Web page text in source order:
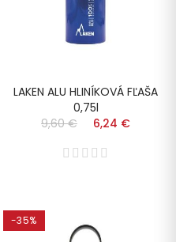
LAKEN ALU HLINÍKOVÁ FĽAŠA
0,75l
9,60 €
6,24 €
-35%